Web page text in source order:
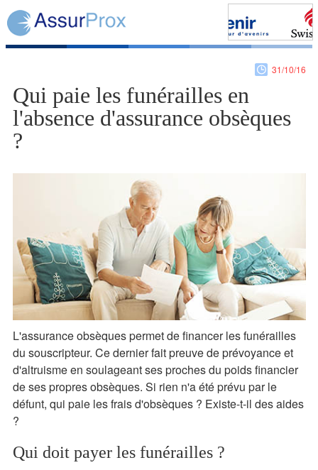
31/10/16
Qui paie les funérailles en
l'absence d'assurance obsèques
?
L'assurance obsèques permet de financer les funérailles
du souscripteur. Ce dernier fait preuve de prévoyance et
d'altruisme en soulageant ses proches du poids financier
de ses propres obsèques. Si rien n'a été prévu par le
défunt, qui paie les frais d'obsèques ? Existe-t-il des aides
?
Qui doit payer les funérailles ?